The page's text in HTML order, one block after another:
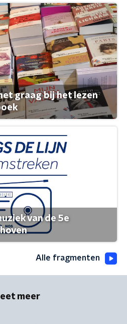
graag bij het lezen
van de 5e
Alle fragmenten
meer